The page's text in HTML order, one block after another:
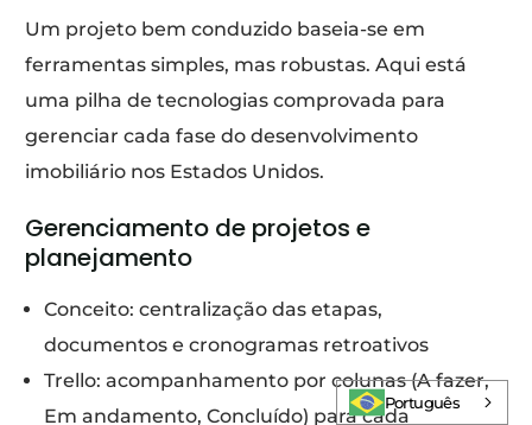
Um projeto bem conduzido baseia-se em
ferramentas simples, mas robustas. Aqui está
uma pilha de tecnologias comprovada para
gerenciar cada fase do desenvolvimento
imobiliário nos Estados Unidos.
Gerenciamento de projetos e
planejamento
Conceito: centralização das etapas,
documentos e cronogramas retroativos
Trello: acompanhamento por colunas (A fazer,
Em andamento, Concluído) para cada
Fazer Login
Português